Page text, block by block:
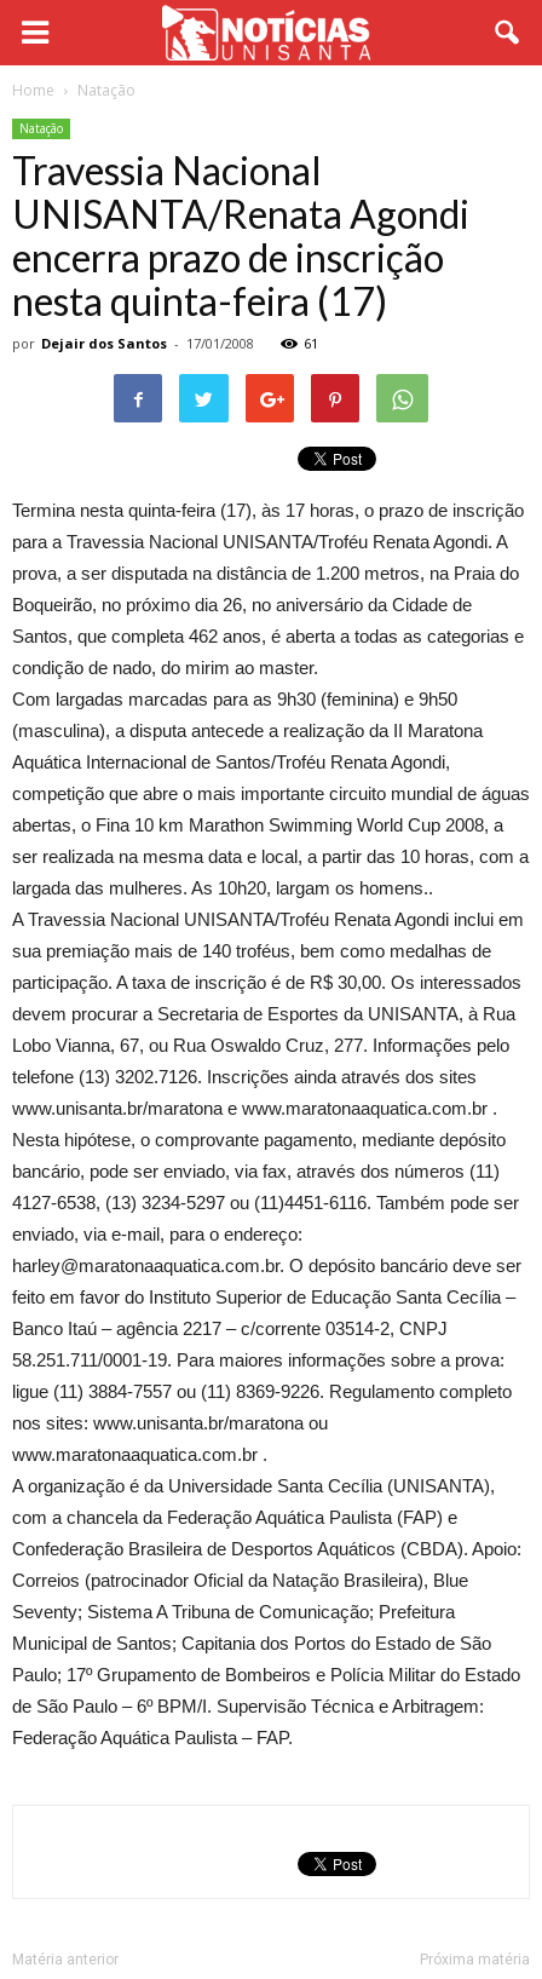
Home Natação
Natação
Travessia Nacional
UNISANTA/Renata Agondi
encerra prazo de inscrição
nesta quinta-feira (17)
por Dejair dos Santos - 17/01/2008 61
Termina nesta quinta-feira (17), às 17 horas, o prazo de inscrição
para a Travessia Nacional UNISANTA/Troféu Renata Agondi. A
prova, a ser disputada na distância de 1.200 metros, na Praia do
Boqueirão, no próximo dia 26, no aniversário da Cidade de
Santos, que completa 462 anos, é aberta a todas as categorias e
condição de nado, do mirim ao master.
Com largadas marcadas para as 9h30 (feminina) e 9h50
(masculina), a disputa antecede a realização da II Maratona
Aquática Internacional de Santos/Troféu Renata Agondi,
competição que abre o mais importante circuito mundial de águas
abertas, o Fina 10 km Marathon Swimming World Cup 2008, a
ser realizada na mesma data e local, a partir das 10 horas, com a
largada das mulheres. As 10h20, largam os homens..
A Travessia Nacional UNISANTA/Troféu Renata Agondi inclui em
sua premiação mais de 140 troféus, bem como medalhas de
participação. A taxa de inscrição é de R$ 30,00. Os interessados
devem procurar a Secretaria de Esportes da UNISANTA, à Rua
Lobo Vianna, 67, ou Rua Oswaldo Cruz, 277. Informações pelo
telefone (13) 3202.7126. Inscrições ainda através dos sites
www.unisanta.br/maratona e www.maratonaaquatica.com.br .
Nesta hipótese, o comprovante pagamento, mediante depósito
bancário, pode ser enviado, via fax, através dos números (11)
4127-6538, (13) 3234-5297 ou (11)4451-6116. Também pode ser
enviado, via e-mail, para o endereço:
harley@maratonaaquatica.com.br. O depósito bancário deve ser
feito em favor do Instituto Superior de Educação Santa Cecília –
Banco Itaú – agência 2217 – c/corrente 03514-2, CNPJ
58.251.711/0001-19. Para maiores informações sobre a prova:
ligue (11) 3884-7557 ou (11) 8369-9226. Regulamento completo
nos sites: www.unisanta.br/maratona ou
www.maratonaaquatica.com.br .
A organização é da Universidade Santa Cecília (UNISANTA),
com a chancela da Federação Aquática Paulista (FAP) e
Confederação Brasileira de Desportos Aquáticos (CBDA). Apoio:
Correios (patrocinador Oficial da Natação Brasileira), Blue
Seventy; Sistema A Tribuna de Comunicação; Prefeitura
Municipal de Santos; Capitania dos Portos do Estado de São
Paulo; 17º Grupamento de Bombeiros e Polícia Militar do Estado
de São Paulo – 6º BPM/I. Supervisão Técnica e Arbitragem:
Federação Aquática Paulista – FAP.
Matéria anterior Próxima matéria